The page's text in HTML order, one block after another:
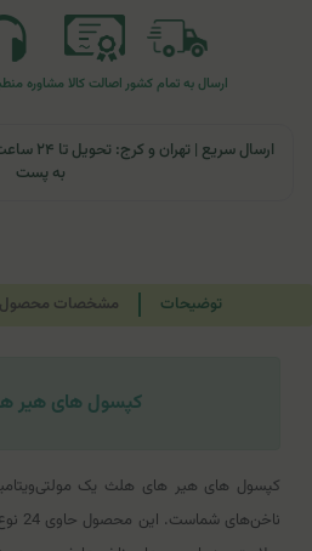
ارسال به تمام کشوراصالت کالا مشاوره
ارسال
به پست
توضیحات مشخصات محصول
کپسول های هیر
کپسول های هیر های هلث یک